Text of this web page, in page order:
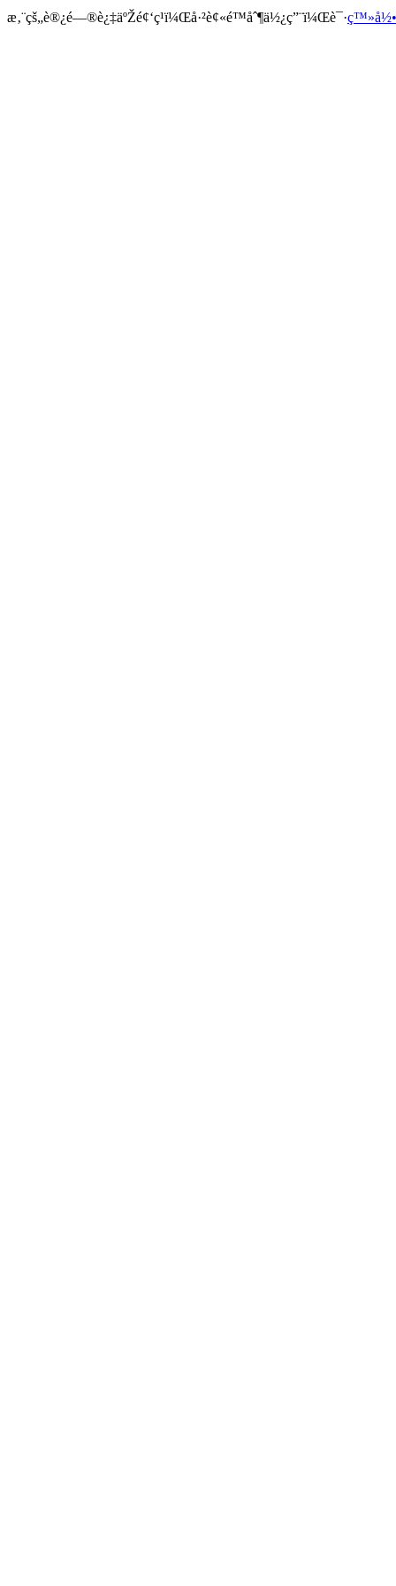
æ‚¨çš„è®¿é—®è¿‡äºŽé¢‘ç¹ï¼Œå·²è¢«é™åˆ¶ä½¿ç”¨ï¼Œè¯·ç™»å½•